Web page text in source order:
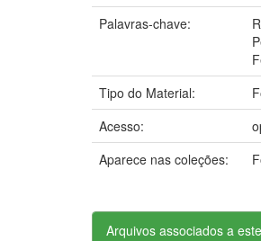
Palavras-chave:
Tipo do Material:
Acesso:
Aparece nas coleções:
Arquivos associados a